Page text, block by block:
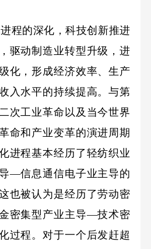
程的深化，科技创新推进
驱动制造业转型升级，进
化，形成经济效率、生产
入水平的持续提高。与第
次工业革命以及当今世界
命和产业变革的演进周期
进程基本经历了轻纺织业
—信息通信电子业主导的
也被认为是经历了劳动密
密集型产业主导—技术密
过程。对于一个后发赶超